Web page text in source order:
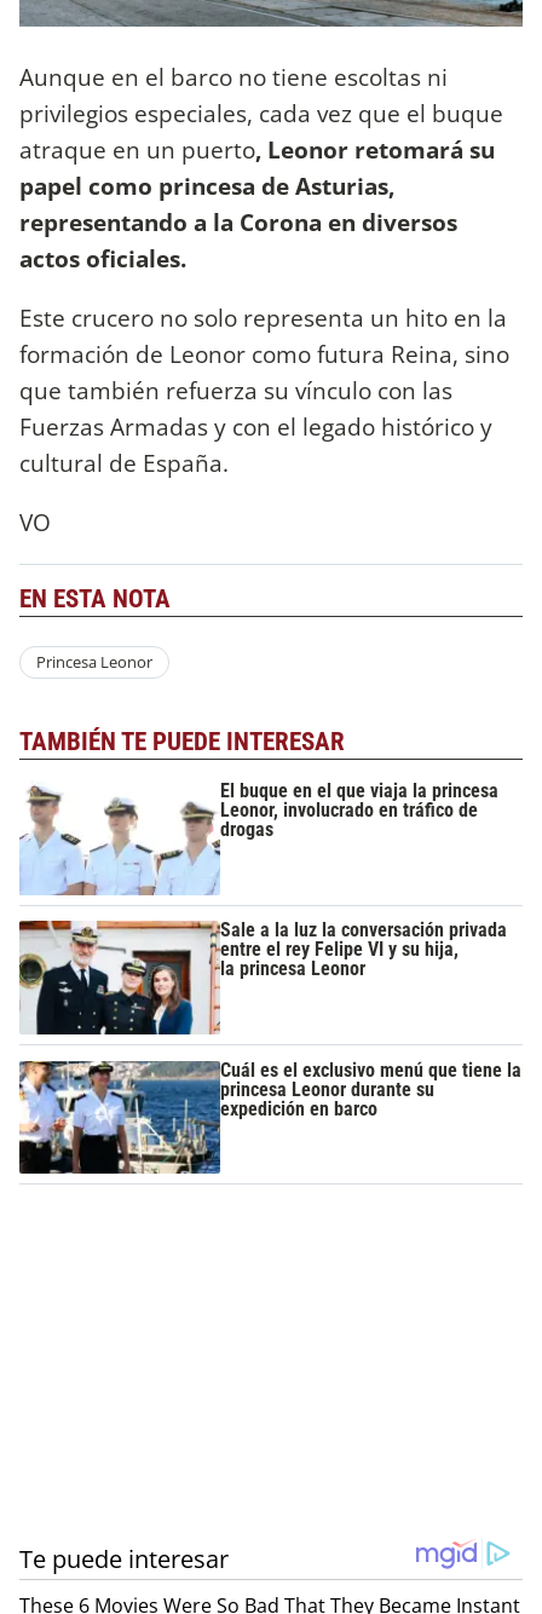
Aunque en el barco no tiene escoltas ni
privilegios especiales, cada vez que el buque
atraque en un puerto, Leonor retomará su
papel como princesa de Asturias,
representando a la Corona en diversos
actos oficiales.
Este crucero no solo representa un hito en la
formación de Leonor como futura Reina, sino
que también refuerza su vínculo con las
Fuerzas Armadas y con el legado histórico y
cultural de España.
VO
EN ESTA NOTA
Princesa Leonor
TAMBIÉN TE PUEDE INTERESAR
El buque en el que viaja la princesa
Leonor, involucrado en tráfico de
drogas
Sale a la luz la conversación privada
entre el rey Felipe VI y su hija,
la princesa Leonor
Cuál es el exclusivo menú que tiene la
princesa Leonor durante su
expedición en barco